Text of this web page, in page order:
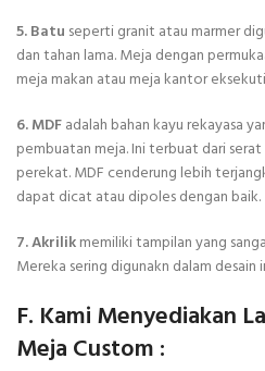
5. Batu seperti granit atau marmer
dan tahan lama. Meja dengan
meja makan atau meja kantor
6. MDFadalah bahan kayu rekayasa
pembuatan meja. Ini terbuat dari
perekat. MDF cenderung lebih
dapat dicat atau dipoles dengan baik.
7. Akrilikmemiliki tampilan yang
Mereka sering digunakn dalam
F. Kami Menyediakan
Meja Custom :